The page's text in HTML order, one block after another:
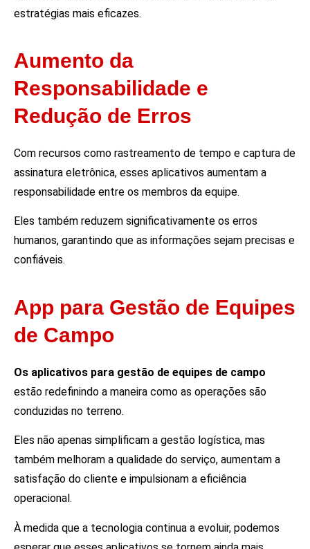
estratégias mais eficazes.
Aumento da
Responsabilidade e
Redução de Erros
Com recursos como rastreamento de tempo e captura de
assinatura eletrônica, esses aplicativos aumentam a
responsabilidade entre os membros da equipe.
Eles também reduzem significativamente os erros
humanos, garantindo que as informações sejam precisas e
confiáveis.
App para Gestão de Equipes
de Campo
Os aplicativos para gestão de equipes de campo
estão redefinindo a maneira como as operações são
conduzidas no terreno.
Eles não apenas simplificam a gestão logística, mas
também melhoram a qualidade do serviço, aumentam a
satisfação do cliente e impulsionam a eficiência
operacional.
À medida que a tecnologia continua a evoluir, podemos